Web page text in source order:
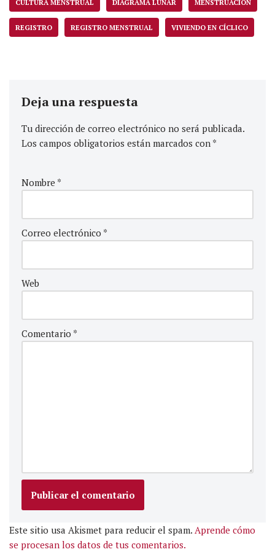
CULTURA MENSTRUAL DIAGRAMA LUNAR MENSTRUACIÓN
REGISTRO REGISTRO MENSTRUAL VIVIENDO EN CÍCLICO
Deja una respuesta
Tu dirección de correo electrónico no será publicada.
Los campos obligatorios están marcados con *
Nombre *
Correo electrónico *
Web
Comentario *
Este sitio usa Akismet para reducir el spam. Aprende cómo
se procesan los datos de tus comentarios.